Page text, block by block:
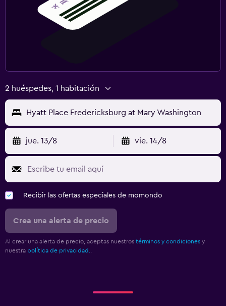
2 huéspedes, 1 habitación
Hyatt Place Fredericksburg at Mary Washington
jue. 13/8 vie. 14/8
Recibir las ofertas especiales de momondo
Crea una alerta de precio
Al crear una alerta de precio, aceptas nuestros términos y condiciones y
nuestra política de privacidad.